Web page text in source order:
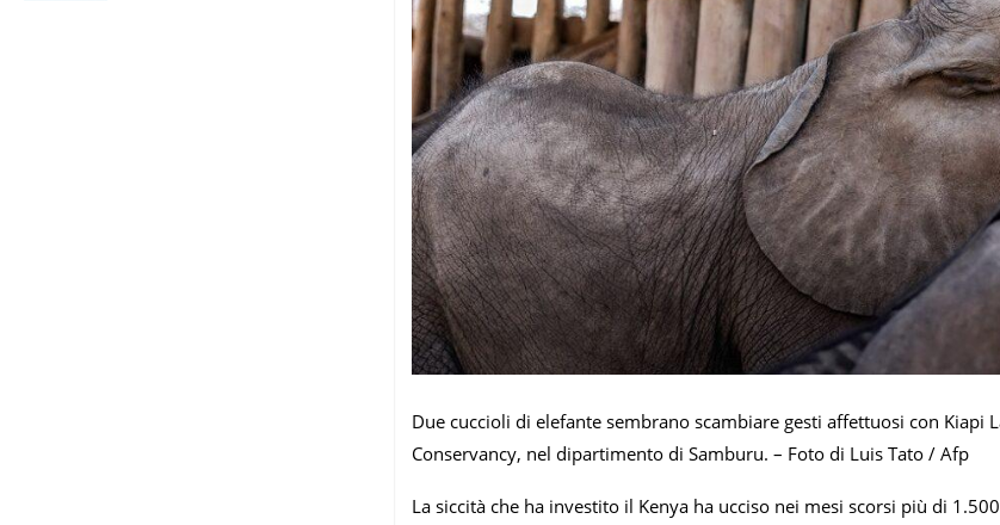
Due cuccioli di elefante sembrano scambiare gesti affettuosi con
Conservancy, nel dipartimento di Samburu. – Foto di Luis Tato / Afp
La siccità che ha investito il Kenya ha ucciso nei mesi scorsi più di